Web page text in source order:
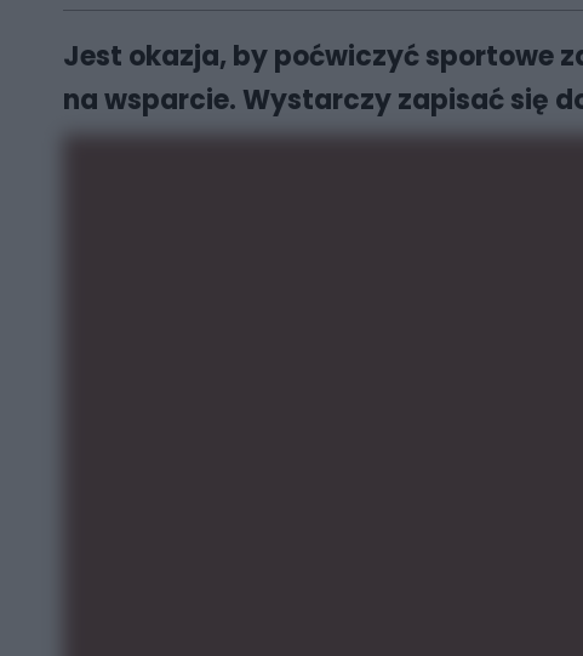
Jest okazja, by poćwiczyć sportowe
na wsparcie. Wystarczy zapisać się